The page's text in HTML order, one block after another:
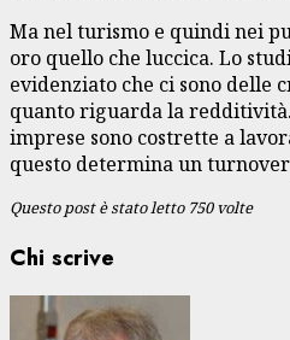
Ma nel turismo e quindi nei
oro quello che luccica. Lo
evidenziato che ci sono
quanto riguarda la
imprese sono costrette a
questo determina un
Questo post è stato letto 750 volte
Chi scrive